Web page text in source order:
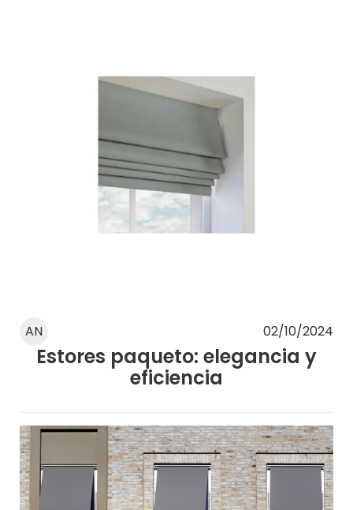
AN 02/10/2024
Estores paqueto: elegancia y
eficiencia